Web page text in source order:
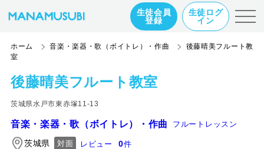
生徒会員
登録
生徒ログ
イン
ホーム 音楽・楽器・歌（ボイトレ）・作曲
後藤晴美フルート教
室
後藤晴美フルート教室
茨城県水戸市東赤塚11-13
音楽・楽器・歌（ボイトレ）・作曲 フルートレッスン
茨城県 対面 レビュー 0件